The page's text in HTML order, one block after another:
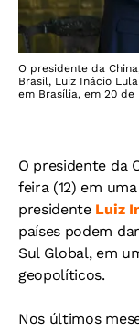
O presidente da
Brasil, Luiz Inácio
em Brasília, em 20 de
O presidente da
feira (12) em
presidente Luiz
países podem
Sul Global, em
geopolíticos.
Nos últimos